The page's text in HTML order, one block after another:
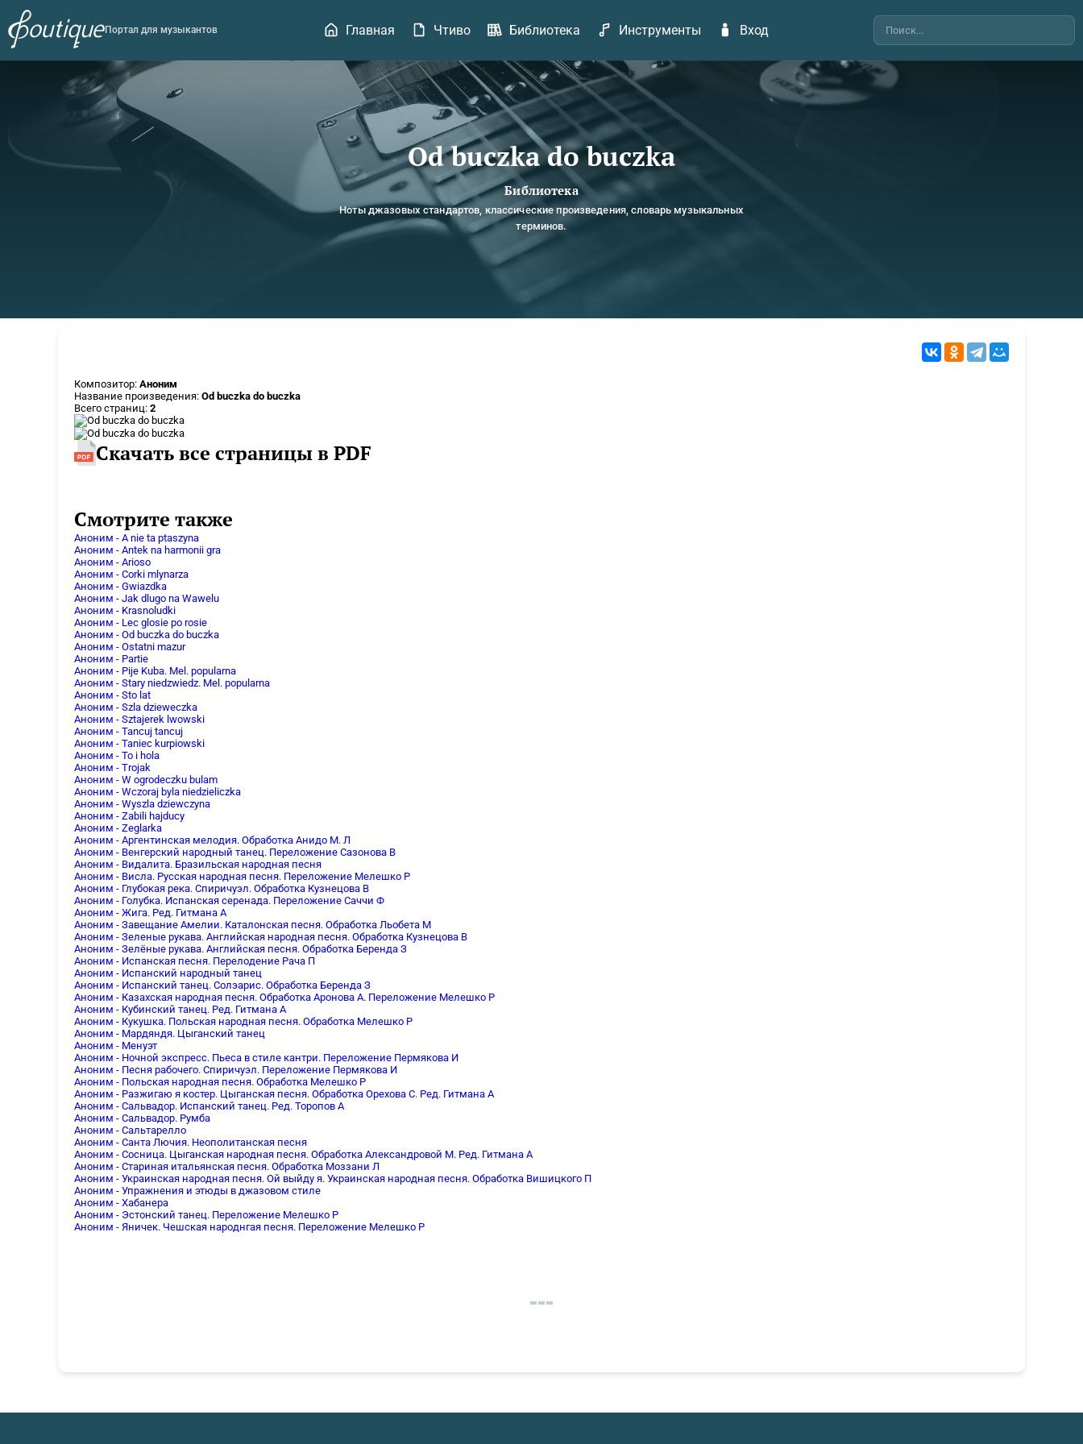
Портал для музыкантов Главная Чтиво Библиотека Инструменты Вход
Od buczka do buczka
Библиотека
Ноты джазовых стандартов, классические произведения, словарь музыкальных
терминов.
Композитор: Аноним
Название произведения: Od buczka do buczka
Всего страниц: 2
Скачать все страницы в PDF
Смотрите также
Аноним - A nie ta ptaszyna
Аноним - Antek na harmonii gra
Аноним - Arioso
Аноним - Corki mlynarza
Аноним - Gwiazdka
Аноним - Jak dlugo na Wawelu
Аноним - Krasnoludki
Аноним - Lec glosie po rosie
Аноним - Od buczka do buczka
Аноним - Ostatni mazur
Аноним - Partie
Аноним - Pije Kuba. Mel. popularna
Аноним - Stary niedzwiedz. Mel. popularna
Аноним - Sto lat
Аноним - Szla dzieweczka
Аноним - Sztajerek lwowski
Аноним - Tancuj tancuj
Аноним - Taniec kurpiowski
Аноним - To i hola
Аноним - Trojak
Аноним - W ogrodeczku bulam
Аноним - Wczoraj byla niedzieliczka
Аноним - Wyszla dziewczyna
Аноним - Zabili hajducy
Аноним - Zeglarka
Аноним - Аргентинская мелодия. Обработка Анидо М. Л
Аноним - Венгерский народный танец. Переложение Сазонова В
Аноним - Видалита. Бразильская народная песня
Аноним - Висла. Русская народная песня. Переложение Мелешко Р
Аноним - Глубокая река. Спиричуэл. Обработка Кузнецова В
Аноним - Голубка. Испанская серенада. Переложение Саччи Ф
Аноним - Жига. Ред. Гитмана А
Аноним - Завещание Амелии. Каталонская песня. Обработка Льобета М
Аноним - Зеленые рукава. Английская народная песня. Обработка Кузнецова В
Аноним - Зелёные рукава. Английская песня. Обработка Беренда З
Аноним - Испанская песня. Перелодение Рача П
Аноним - Испанский народный танец
Аноним - Испанский танец. Солэарис. Обработка Беренда З
Аноним - Казахская народная песня. Обработка Аронова А. Переложение Мелешко Р
Аноним - Кубинский танец. Ред. Гитмана А
Аноним - Кукушка. Польская народная песня. Обработка Мелешко Р
Аноним - Мардяндя. Цыганский танец
Аноним - Менуэт
Аноним - Ночной экспресс. Пьеса в стиле кантри. Переложение Пермякова И
Аноним - Песня рабочего. Спиричуэл. Переложение Пермякова И
Аноним - Польская народная песня. Обработка Мелешко Р
Аноним - Разжигаю я костер. Цыганская песня. Обработка Орехова С. Ред. Гитмана А
Аноним - Сальвадор. Испанский танец. Ред. Торопов А
Аноним - Сальвадор. Румба
Аноним - Сальтарелло
Аноним - Санта Лючия. Неополитанская песня
Аноним - Сосница. Цыганская народная песня. Обработка Александровой М. Ред. Гитмана А
Аноним - Стариная итальянская песня. Обработка Моззани Л
Аноним - Украинская народная песня. Ой выйду я. Украинская народная песня. Обработка Вишицкого П
Аноним - Упражнения и этюды в джазовом стиле
Аноним - Хабанера
Аноним - Эстонский танец. Переложение Мелешко Р
Аноним - Яничек. Чешская народнгая песня. Переложение Мелешко Р